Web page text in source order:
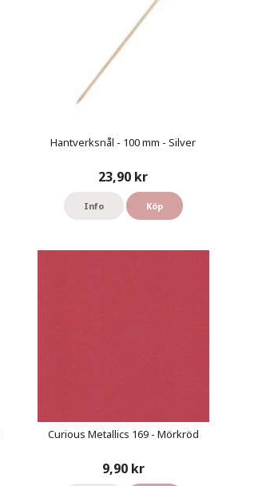
Hantverksnål - 100 mm - Silver
23,90 kr
Info Köp
Curious Metallics 169 - Mörkröd
9,90 kr